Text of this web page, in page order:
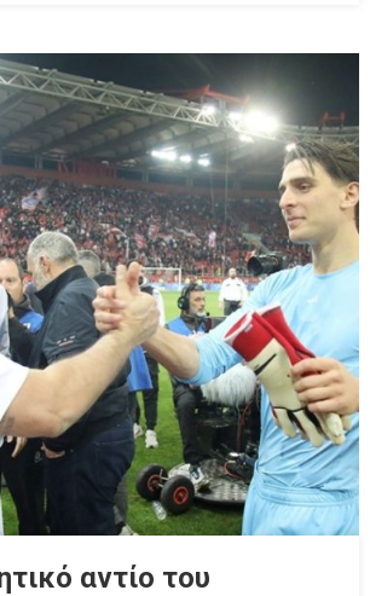
αντίο του